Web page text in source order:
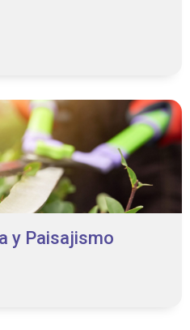
y Paisajismo